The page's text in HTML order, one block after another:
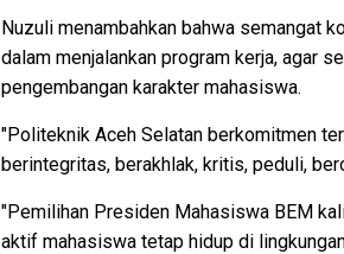
Nuzuli menambahkan bahwa semangat
dalam menjalankan program kerja, agar
pengembangan karakter mahasiswa.
"Politeknik Aceh Selatan berkomitmen
berintegritas, berakhlak, kritis, peduli,
"Pemilihan Presiden Mahasiswa BEM
aktif mahasiswa tetap hidup di